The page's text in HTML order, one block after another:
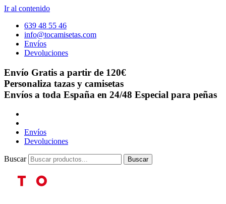
Ir al contenido
639 48 55 46
info@tocamisetas.com
Envíos
Devoluciones
Envío Gratis a partir de 120€
Personaliza tazas y camisetas
Envíos a toda España en 24/48 Especial para peñas
Envíos
Devoluciones
Buscar Buscar